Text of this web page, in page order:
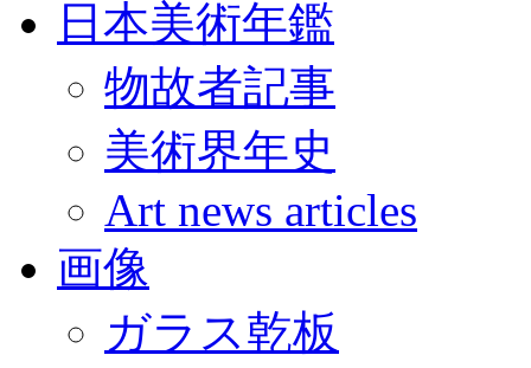
日本美術年鑑
物故者記事
美術界年史
Art news articles
画像
ガラス乾板